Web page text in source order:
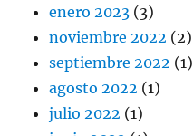
enero 2023 (3)
noviembre 2022 (2)
septiembre 2022 (1)
agosto 2022 (1)
julio 2022 (1)